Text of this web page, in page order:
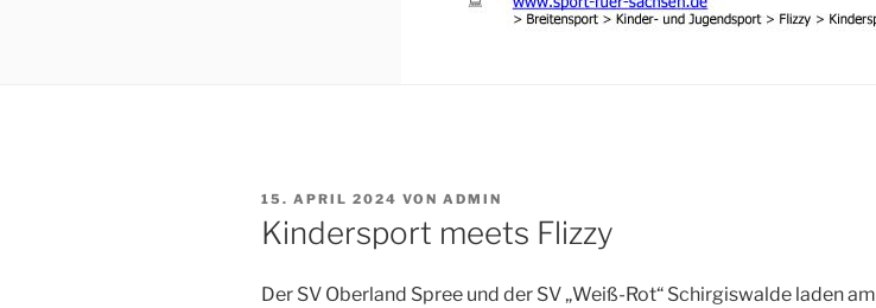
VERÖFFENTLICHT
AM
15. APRIL 2024 VON ADMIN
Kindersport meets Flizzy
Der SV Oberland Spree und der SV „Weiß-Rot“ Schirgiswalde laden am